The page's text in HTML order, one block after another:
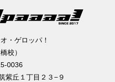
・ゲロッパ！
校）
0036
紫丘１丁目２３−９